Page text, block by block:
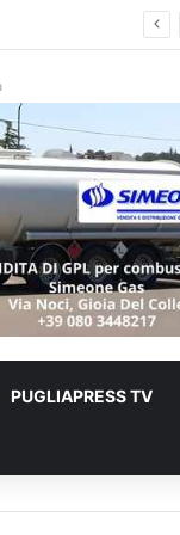
animali
PUGLIAPRESS TV